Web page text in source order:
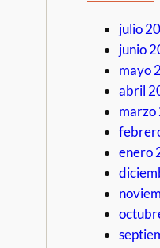
julio
junio
mayo
abril
enero